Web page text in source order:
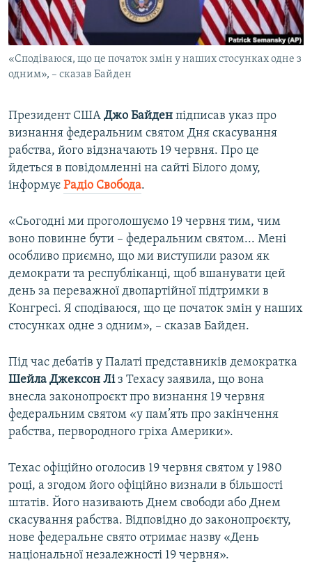
ВІДЕОУРОКИ «ELIFBE»
СВІДЧЕННЯ ОКУПАЦІЇ
УКРАЇНСЬКА ПРОБЛЕМА КРИМУ
Русский
Qırımtatar
Усі сайти RFE/RL
«Сподіваюся, що це початок змін у наших стосунках одне з
одним», – сказав Байден
Президент США Джо Байден підписав указ про
визнання федеральним святом Дня скасування
рабства, його відзначають 19 червня. Про це
йдеться в повідомленні на сайті Білого дому,
інформує Радіо Свобода.
«Сьогодні ми проголошуємо 19 червня тим, чим
воно повинне бути – федеральним святом... Мені
особливо приємно, що ми виступили разом як
демократи та республіканці, щоб вшанувати цей
день за переважної двопартійної підтримки в
Конгресі. Я сподіваюся, що це початок змін у наших
стосунках одне з одним», – сказав Байден.
Під час дебатів у Палаті представників демократка
Шейла Джексон Ліз Техасу заявила, що вона
внесла законопроєкт про визнання 19 червня
федеральним святом «у пам’ять про закінчення
рабства, первородного гріха Америки».
Техас офіційно оголосив 19 червня святом у 1980
році, а згодом його офіційно визнали в більшості
штатів. Його називають Днем свободи або Днем
скасування рабства. Відповідно до законопроєкту,
нове федеральне свято отримає назву «День
національної незалежності 19 червня».